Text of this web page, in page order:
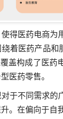
得医药电商为
着医药产品和
盖构成了医
医药零售。
于不同需求的
。在偏向于自